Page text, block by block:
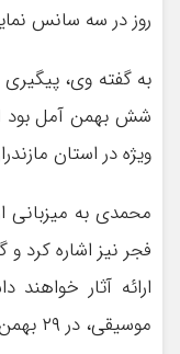
روز در سه سانس
به گفته وی،
شش بهمن آمل بود
ویژه در استان
محمدی به
ارائه آثار
موسیقی، در ۲۹ بهمن آغاز شود.